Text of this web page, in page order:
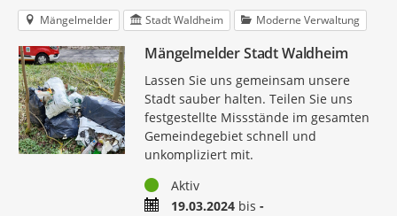
Mängelmelder Stadt Waldheim Moderne Verwaltung
Mängelmelder Stadt Waldheim
Lassen Sie uns gemeinsam unsere
Stadt sauber halten. Teilen Sie uns
festgestellte Missstände im gesamten
Gemeindegebiet schnell und
unkompliziert mit.
StatusAktiv
Zeitraum19.03.2024bis -